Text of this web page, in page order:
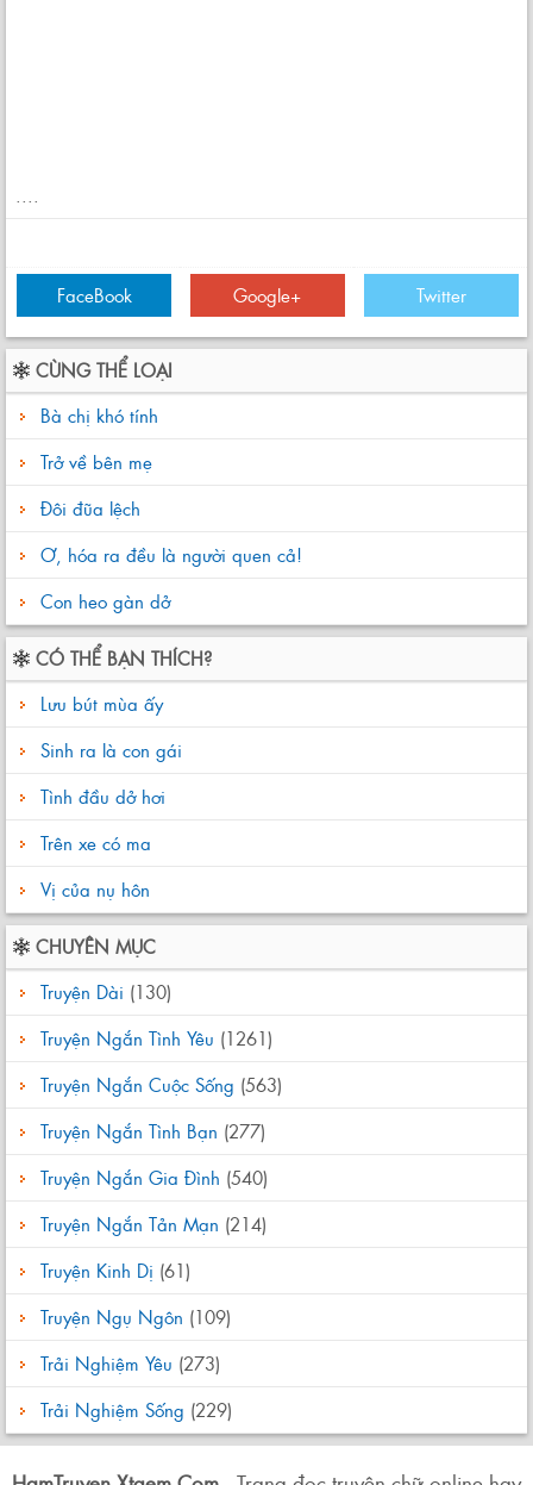
....
FaceBook Google+ Twitter
CÙNG THỂ LOẠI
Bà chị khó tính
Trở về bên mẹ
Đôi đũa lệch
Ơ, hóa ra đều là người quen cả!
Con heo gàn dở
CÓ THỂ BẠN THÍCH?
Lưu bút mùa ấy
Sinh ra là con gái
Tình đầu dở hơi
Trên xe có ma
Vị của nụ hôn
CHUYÊN MỤC
Truyện Dài (130)
Truyện Ngắn Tình Yêu (1261)
Truyện Ngắn Cuộc Sống (563)
Truyện Ngắn Tình Bạn (277)
Truyện Ngắn Gia Đình (540)
Truyện Ngắn Tản Mạn (214)
Truyện Kinh Dị (61)
Truyện Ngụ Ngôn (109)
Trải Nghiệm Yêu (273)
Trải Nghiệm Sống (229)